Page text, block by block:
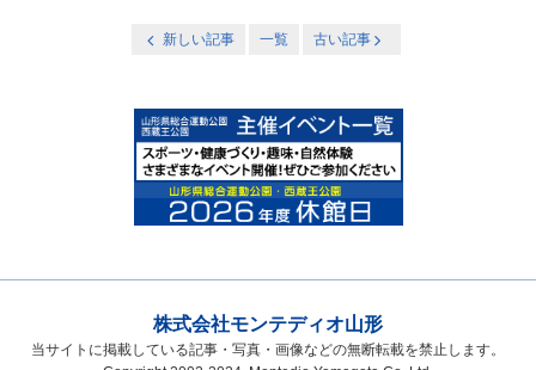
新しい記事 一覧 古い記事
株式会社モンテディオ山形
当サイトに掲載している記事・写真・画像などの無断転載を禁止します。